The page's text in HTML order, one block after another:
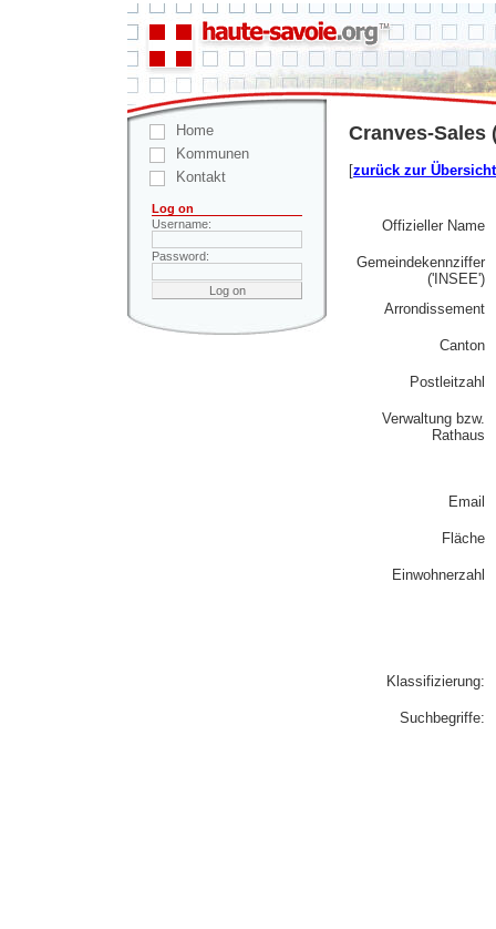
Home
Kommunen
Kontakt
Log on
Username:
Password:
Cranves-Sales
[zurück zur Übersicht
Offizieller Name
Gemeindekennziffer
('INSEE')
Arrondissement
Canton
Postleitzahl
Verwaltung bzw.
Rathaus
Email
Fläche
Einwohnerzahl
Klassifizierung:
Suchbegriffe: